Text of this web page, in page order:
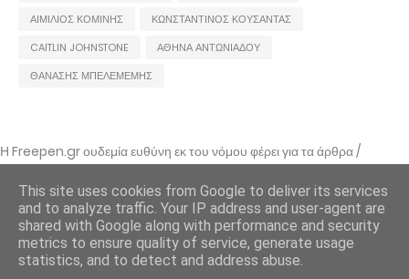
ΑΙΜΙΛΙΟΣ ΚΟΜΙΝΗΣ
ΚΩΝΣΤΑΝΤΙΝΟΣ ΚΟΥΣΑΝΤΑΣ
CAITLIN JOHNSTONE
ΑΘΗΝΑ ΑΝΤΩΝΙΑΔΟΥ
ΘΑΝΑΣΗΣ ΜΠΕΛΕΜΕΜΗΣ
Η Freepen.gr ουδεμία ευθύνη εκ του νόμου φέρει για τα άρθρα /
αναρτήσεις που δημοσιεύονται και απηχούν τις απόψεις των συντακτών
τους και δε σημαίνει πως τα υιοθετεί. Σε περίπτωση που θεωρείτε πως
θίγεστε από κάποιο εξ αυτών ή ότι υπάρχει κάποιο σφάλμα,
επικοινωνήστε μέσω e-mail
Freepen.gr - 2011 - freepengr@gmail.com
This site uses cookies from Google to deliver its services
and to analyze traffic. Your IP address and user-agent are
shared with Google along with performance and security
metrics to ensure quality of service, generate usage
statistics, and to detect and address abuse.